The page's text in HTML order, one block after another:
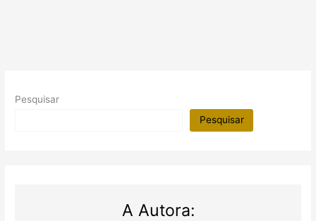
Pesquisar
Pesquisar
A Autora: